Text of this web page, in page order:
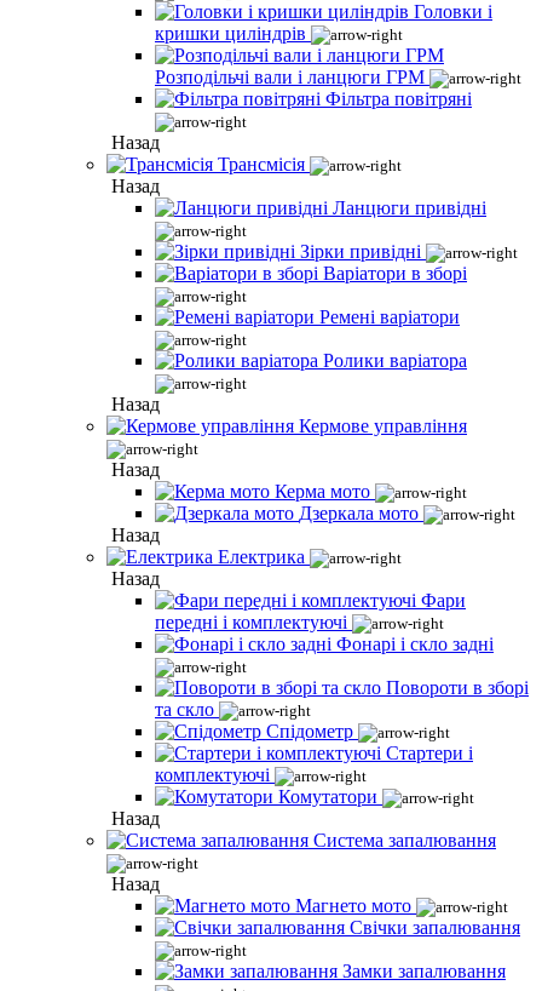
Головки і
кришки циліндрів
Розподільчі вали і ланцюги ГРМ
Фільтра повітряні
Назад
Трансмісія
Назад
Ланцюги привідні
Зірки привідні
Варіатори в зборі
Ремені варіатори
Ролики варіатора
Назад
Кермове управління
Назад
Керма мото
Дзеркала мото
Назад
Електрика
Назад
Фари
передні і комплектуючі
Фонарі і скло задні
Повороти в зборі
та скло
Спідометр
Стартери і
комплектуючі
Комутатори
Назад
Система запалювання
Назад
Магнето мото
Свічки запалювання
Замки запалювання